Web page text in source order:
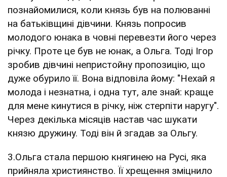
познайомилися, коли князь був на полюванні
на батьківщині дівчини. Князь попросив
молодого юнака в човні перевезти його через
річку. Проте це був не юнак, а Ольга. Тоді Ігор
зробив дівчині непристойну пропозицію, що
дуже обурило її. Вона відповіла йому: "Нехай я
молода і незнатна, і одна тут, але знай: краще
для мене кинутися в річку, ніж стерпіти наругу".
Через декілька місяців настав час шукати
князю дружину. Тоді він й згадав за Ольгу.
3.Ольга стала першою княгинею на Русі, яка
прийняла християнство. Її хрещення зміцнило